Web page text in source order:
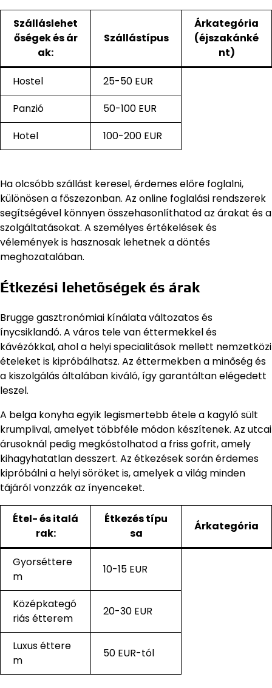
Szálláslehet
őségek és ár
ak:
Szállástípus
Árkategória
(éjszakánké
nt)
Hostel
25-50 EUR
Panzió
50-100 EUR
Hotel
100-200 EUR
Ha olcsóbb szállást keresel, érdemes előre foglalni,
különösen a főszezonban. Az online foglalási rendszerek
segítségével könnyen összehasonlíthatod az árakat és a
szolgáltatásokat. A személyes értékelések és
vélemények is hasznosak lehetnek a döntés
meghozatalában.
Étkezési lehetőségek és árak
Brugge gasztronómiai kínálata változatos és
ínycsiklandó. A város tele van éttermekkel és
kávézókkal, ahol a helyi specialitások mellett nemzetközi
ételeket is kipróbálhatsz. Az éttermekben a minőség és
a kiszolgálás általában kiváló, így garantáltan elégedett
leszel.
A belga konyha egyik legismertebb étele a kagyló sült
krumplival, amelyet többféle módon készítenek. Az utcai
árusoknál pedig megkóstolhatod a friss gofrit, amely
kihagyhatatlan desszert. Az étkezések során érdemes
kipróbálni a helyi söröket is, amelyek a világ minden
tájáról vonzzák az ínyenceket.
Étel- és italá
rak:
Étkezés típu
sa
Árkategória
Gyorséttere
m
10-15 EUR
Középkategó
riás étterem
20-30 EUR
Luxus éttere
m
50 EUR-tól